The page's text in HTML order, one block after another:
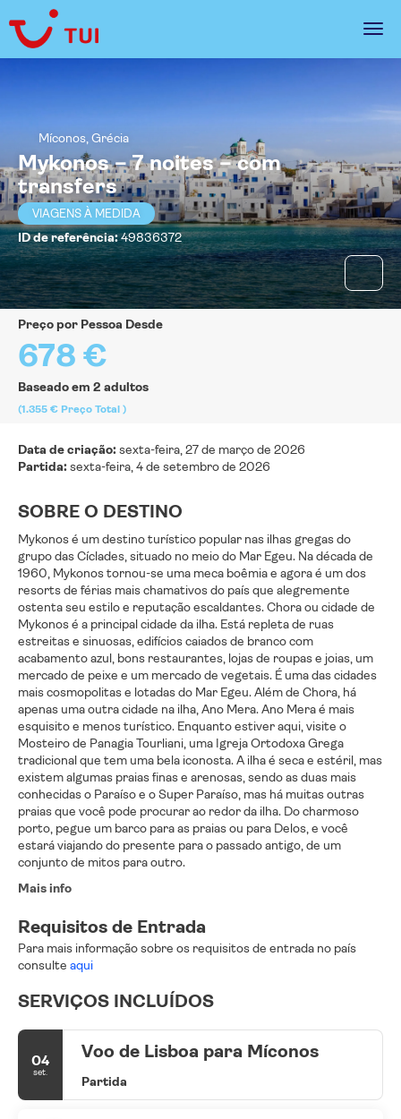
Míconos, Grécia
Mykonos – 7 noites – com
transfers
VIAGENS À MEDIDA
ID de referência:49836372
Preço por Pessoa Desde
678 €
Baseado em 2 adultos
(1.355 € Preço Total )
Data de criação:sexta-feira, 27 de março de 2026
Partida:sexta-feira, 4 de setembro de 2026
SOBRE O DESTINO
Mykonos é um destino turístico popular nas ilhas gregas do
grupo das Cíclades, situado no meio do Mar Egeu. Na década de
1960, Mykonos tornou-se uma meca boêmia e agora é um dos
resorts de férias mais chamativos do país que alegremente
ostenta seu estilo e reputação escaldantes. Chora ou cidade de
Mykonos é a principal cidade da ilha. Está repleta de ruas
estreitas e sinuosas, edifícios caiados de branco com
acabamento azul, bons restaurantes, lojas de roupas e joias, um
mercado de peixe e um mercado de vegetais. É uma das cidades
mais cosmopolitas e lotadas do Mar Egeu. Além de Chora, há
apenas uma outra cidade na ilha, Ano Mera. Ano Mera é mais
esquisito e menos turístico. Enquanto estiver aqui, visite o
Mosteiro de Panagia Tourliani, uma Igreja Ortodoxa Grega
tradicional que tem uma bela iconosta. A ilha é seca e estéril, mas
existem algumas praias finas e arenosas, sendo as duas mais
conhecidas o Paraíso e o Super Paraíso, mas há muitas outras
praias que você pode procurar ao redor da ilha. Do charmoso
porto, pegue um barco para as praias ou para Delos, e você
estará viajando do presente para o passado antigo, de um
conjunto de mitos para outro.
Mais info
Requisitos de Entrada
Para mais informação sobre os requisitos de entrada no país
consulte aqui
SERVIÇOS INCLUÍDOS
04
set.
Voo de Lisboa para Míconos
Partida